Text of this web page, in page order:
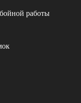
работы